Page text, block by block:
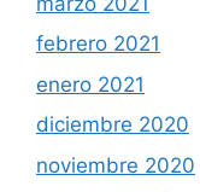
febrero 2021
enero 2021
diciembre 2020
noviembre 2020